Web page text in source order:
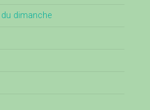
dimanche